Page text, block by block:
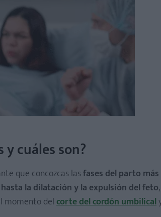
y cuáles son?
que concozcas lasfases del parto
la dilatación y la expulsión del feto
momento delcorte del cordón umbilical